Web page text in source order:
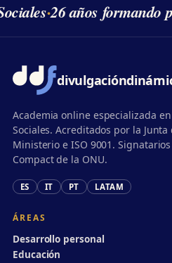
·26 años formando
divulgación
Academia online especializada
Sociales. Acreditados por la
Ministerio e ISO 9001.
Compact de la ONU.
ES IT PT LATAM
ÁREAS
Desarrollo personal
Educación